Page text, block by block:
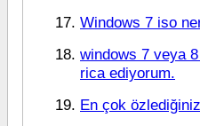
Windows 7 iso
windows 7 veya
rica ediyorum.
En çok